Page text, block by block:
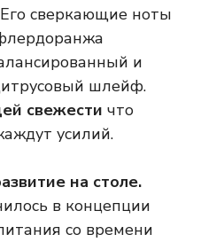
сверкающие ноты
и
шлейф.
свежести что
усилий.
на столе.
в концепции
со времени